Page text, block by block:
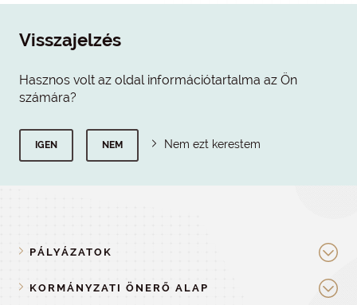
Visszajelzés
Hasznos volt az oldal információtartalma az Ön
számára?
IGEN NEM Nem ezt kerestem
PÁLYÁZATOK
KORMÁNYZATI ÖNERŐ ALAP